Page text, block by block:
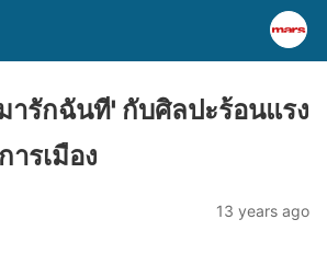
ารักฉันที' กับศิลปะร้อนแรง
รเมือง
13 years ago